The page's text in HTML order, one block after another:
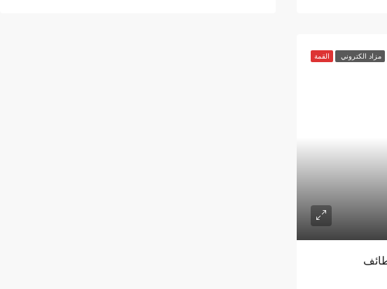
مزاد الكتروني القمة